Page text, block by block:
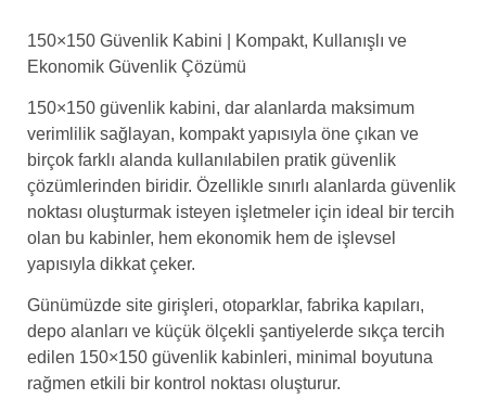
150×150 Güvenlik Kabini | Kompakt, Kullanışlı ve
Ekonomik Güvenlik Çözümü
150×150 güvenlik kabini, dar alanlarda maksimum
verimlilik sağlayan, kompakt yapısıyla öne çıkan ve
birçok farklı alanda kullanılabilen pratik güvenlik
çözümlerinden biridir. Özellikle sınırlı alanlarda güvenlik
noktası oluşturmak isteyen işletmeler için ideal bir tercih
olan bu kabinler, hem ekonomik hem de işlevsel
yapısıyla dikkat çeker.
Günümüzde site girişleri, otoparklar, fabrika kapıları,
depo alanları ve küçük ölçekli şantiyelerde sıkça tercih
edilen 150×150 güvenlik kabinleri, minimal boyutuna
rağmen etkili bir kontrol noktası oluşturur.